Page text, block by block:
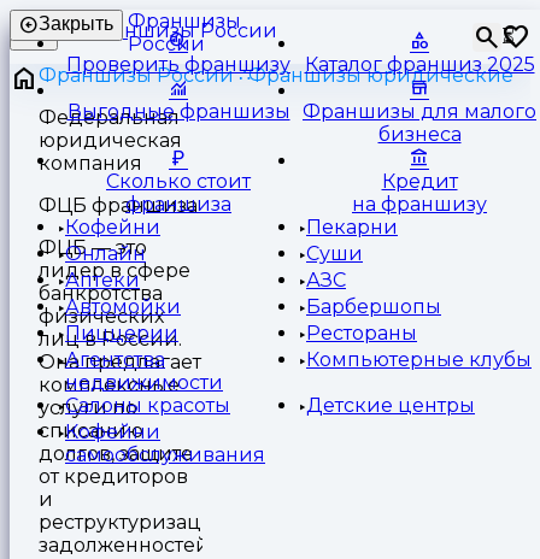
Франшизы
России
⏳
Закрыть
Проверить франшизу Каталог франшиз 2025
Выгодные франшизы
Франшизы для малого
бизнеса
Сколько стоит
франшиза
Кредит
на франшизу
Кофейни
Пекарни
Онлайн
Суши
Аптеки
АЗС
Автомойки
Барбершопы
Пиццерии
Рестораны
Агентства
недвижимости
Компьютерные клубы
Салоны красоты
Детские центры
Кофейни
самообслуживания
Франшизы России
Франшизы юридические
Федеральная
юридическая
компания
ФЦБ франшиза
ФЦБ — это
лидер в сфере
банкротства
физических
лиц в России.
Она предлагает
комплексные
услуги по
списанию
долгов, защите
от кредиторов
и
реструктуризации
задолженностей.